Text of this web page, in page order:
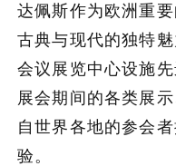
达佩斯作为欧洲重
古典与现代的独特
会议展览中心设施
展会期间的各类展
自世界各地的参会
验。